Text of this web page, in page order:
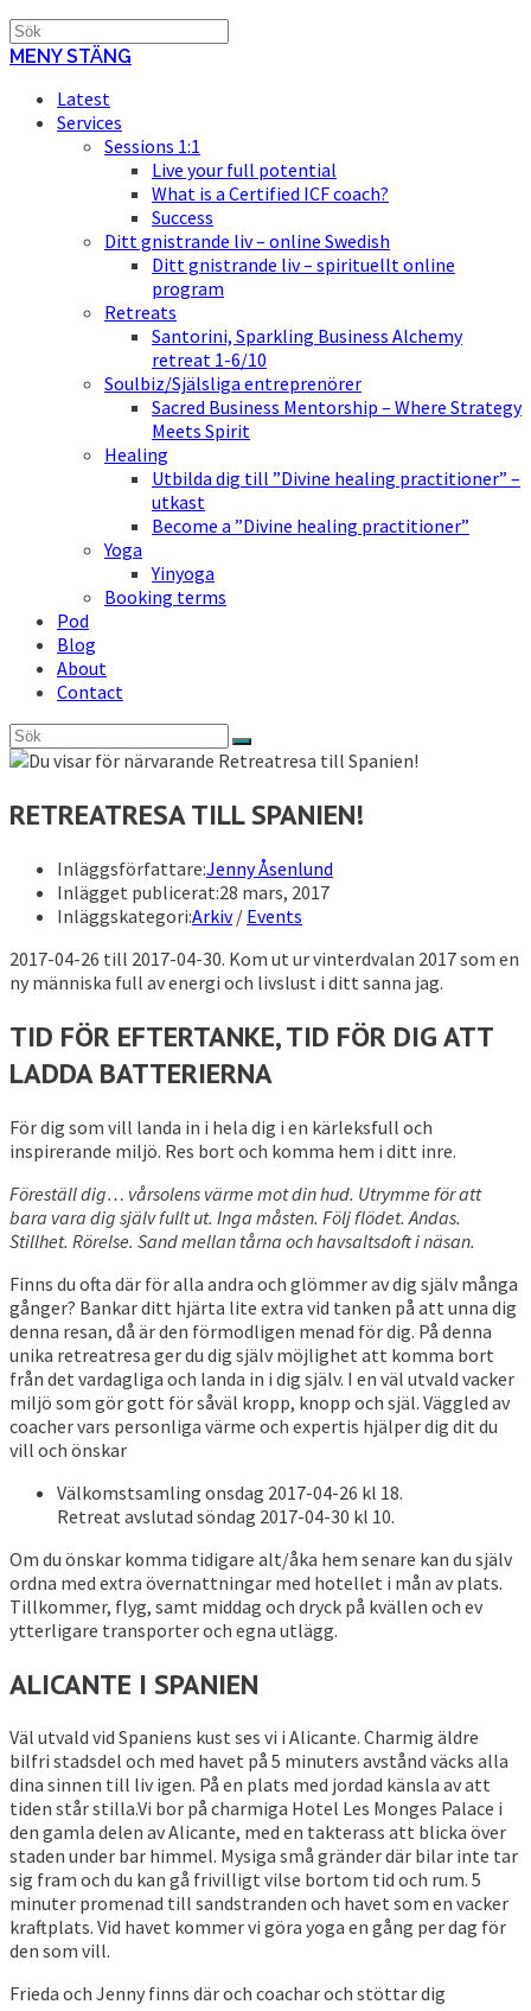
MENY STÄNG
Latest
Services
Sessions 1:1
Live your full potential
What is a Certified ICF coach?
Success
Ditt gnistrande liv – online Swedish
Ditt gnistrande liv – spirituellt online
program
Retreats
Santorini, Sparkling Business Alchemy
retreat 1-6/10
Soulbiz/Själsliga entreprenörer
Sacred Business Mentorship – Where Strategy
Meets Spirit
Healing
Utbilda dig till ”Divine healing practitioner” –
utkast
Become a ”Divine healing practitioner”
Yoga
Yinyoga
Booking terms
Pod
Blog
About
Contact
RETREATRESA TILL SPANIEN!
Inläggsförfattare:Jenny Åsenlund
Inlägget publicerat:28 mars, 2017
Inläggskategori:Arkiv / Events
2017-04-26 till 2017-04-30. Kom ut ur vinterdvalan 2017 som en
ny människa full av energi och livslust i ditt sanna jag.
TID FÖR EFTERTANKE, TID FÖR DIG ATT
LADDA BATTERIERNA
För dig som vill landa in i hela dig i en kärleksfull och
inspirerande miljö. Res bort och komma hem i ditt inre.
Föreställ dig… vårsolens värme mot din hud. Utrymme för att
bara vara dig själv fullt ut. Inga måsten. Följ flödet. Andas.
Stillhet. Rörelse. Sand mellan tårna och havsaltsdoft i näsan.
Finns du ofta där för alla andra och glömmer av dig själv många
gånger? Bankar ditt hjärta lite extra vid tanken på att unna dig
denna resan, då är den förmodligen menad för dig. På denna
unika retreatresa ger du dig själv möjlighet att komma bort
från det vardagliga och landa in i dig själv. I en väl utvald vacker
miljö som gör gott för såväl kropp, knopp och själ. Väggled av
coacher vars personliga värme och expertis hjälper dig dit du
vill och önskar
Välkomstsamling onsdag 2017-04-26 kl 18.
Retreat avslutad söndag 2017-04-30 kl 10.
Om du önskar komma tidigare alt/åka hem senare kan du själv
ordna med extra övernattningar med hotellet i mån av plats.
Tillkommer, flyg, samt middag och dryck på kvällen och ev
ytterligare transporter och egna utlägg.
ALICANTE I SPANIEN
Väl utvald vid Spaniens kust ses vi i Alicante. Charmig äldre
bilfri stadsdel och med havet på 5 minuters avstånd väcks alla
dina sinnen till liv igen. På en plats med jordad känsla av att
tiden står stilla.Vi bor på charmiga Hotel Les Monges Palace i
den gamla delen av Alicante, med en takterass att blicka över
staden under bar himmel. Mysiga små gränder där bilar inte tar
sig fram och du kan gå frivilligt vilse bortom tid och rum. 5
minuter promenad till sandstranden och havet som en vacker
kraftplats. Vid havet kommer vi göra yoga en gång per dag för
den som vill.
Frieda och Jenny finns där och coachar och stöttar dig